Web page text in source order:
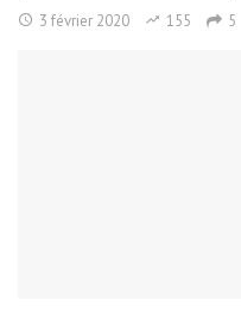
3 février 2020 155 5